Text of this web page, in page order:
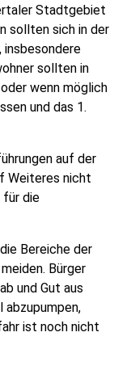
Stadtgebiet
sollten sich in der
insbesondere
sollten in
wenn möglich
und das 1.
auf der
Weiteres nicht
für die
Bereiche der
Bürger
und Gut aus
abzupumpen,
ist noch nicht